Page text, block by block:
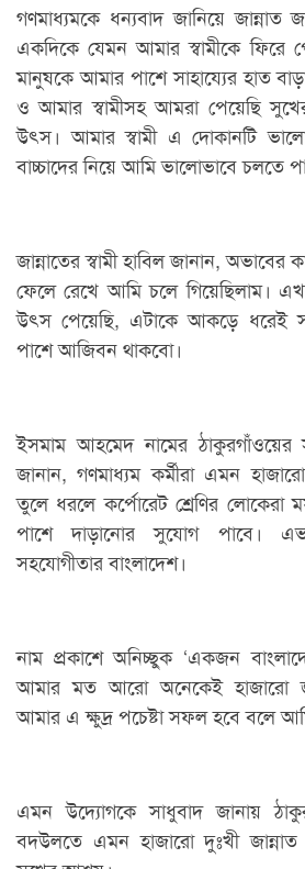
গণমাধ্যমকে ধন্যবাদ জানিয়ে জান্নাত
একদিকে যেমন আমার স্বামীকে ফিরে
মানুষকে আমার পাশে সাহায্যের হাত
ও আমার স্বামীসহ আমরা পেয়েছি
উৎস। আমার স্বামী এ দোকানটি
বাচ্চাদের নিয়ে আমি ভালোভাবে চলতে
জান্নাতের স্বামী হাবিল জানান,
ফেলে রেখে আমি চলে গিয়েছিলাম।
উৎস পেয়েছি, এটাকে আকড়ে ধরেই
পাশে আজিবন থাকবো।
ইসমাম আহমেদ নামের
জানান, গণমাধ্যম কর্মীরা এমন
তুলে ধরলে কর্পোরেট শ্রেণির
পাশে দাড়ানোর সুযোগ পাবে।
সহযোগীতার বাংলাদেশ।
নাম প্রকাশে অনিচ্ছুক ‘একজন
আমার মত আরো অনেকেই হাজারো
আমার এ ক্ষুদ্র পচেষ্টা সফল হবে বলে
এমন উদ্যোগকে সাধুবাদ জানায়
বদউলতে এমন হাজারো দুঃখী